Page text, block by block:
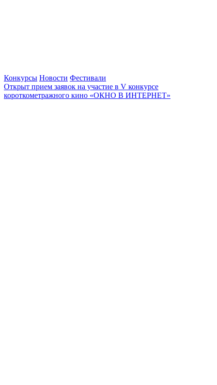
Конкурсы Новости Фестивали
Открыт прием заявок на участие в V конкурсе
короткометражного кино «ОКНО В ИНТЕРНЕТ»